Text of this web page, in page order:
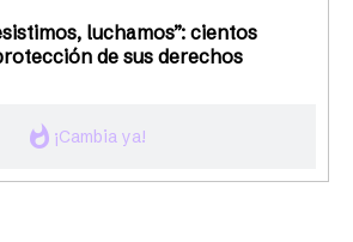
whatshot ¡Cambia ya!
luchamos”: cientos
de sus derechos